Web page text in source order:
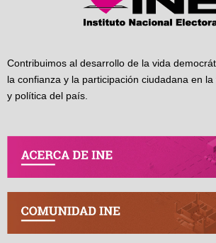
Contribuimos al desarrollo de la vida
la confianza y la participación ciudadana en
y política del país.